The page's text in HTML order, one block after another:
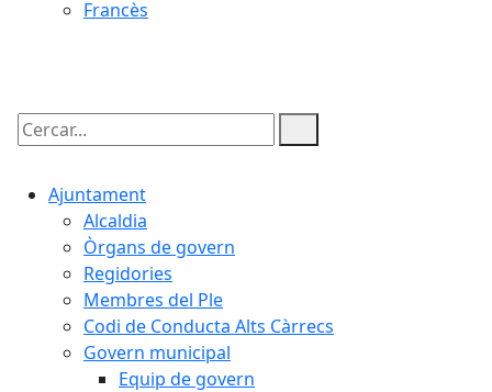
Francès
Cercar:
Ajuntament
Alcaldia
Òrgans de govern
Regidories
Membres del Ple
Codi de Conducta Alts Càrrecs
Govern municipal
Equip de govern